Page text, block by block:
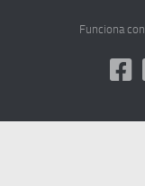
Funciona con